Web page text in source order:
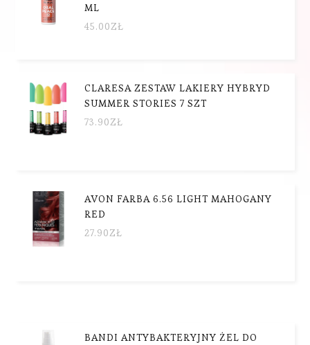
ML
45.00ZŁ
CLARESA ZESTAW LAKIERY HYBRYD
SUMMER STORIES 7 SZT
73.90ZŁ
AVON FARBA 6.56 LIGHT MAHOGANY
RED
27.90ZŁ
BANDI ANTYBAKTERYJNY ŻEL DO